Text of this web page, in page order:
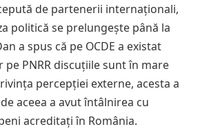
de partenerii internaționali,
politică se prelungește până la
a spus că pe OCDE a existat
PNRR discuțiile sunt în mare
percepției externe, acesta a
aceea a avut întâlnirea cu
acreditați în România.